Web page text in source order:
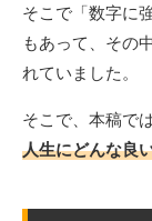
そこで「数字に
もあって、その
れていました。
そこで、本稿で
人生にどんな良